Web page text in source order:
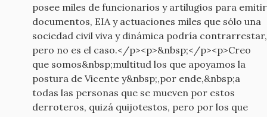
posee miles de funcionarios y artilugios para emitir
documentos, EIA y actuaciones miles que sólo una
sociedad civil viva y dinámica podría contrarrestar,
pero no es el caso.</p><p>&nbsp;</p><p>Creo
que somos&nbsp;multitud los que apoyamos la
postura de Vicente y&nbsp;,por ende,&nbsp;a
todas las personas que se mueven por estos
derroteros, quizá quijotestos, pero por los que